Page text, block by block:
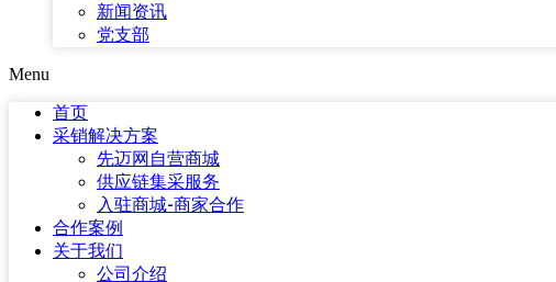
新闻资讯
党支部
Menu
首页
采销解决方案
先迈网自营商城
供应链集采服务
入驻商城-商家合作
合作案例
关于我们
公司介绍